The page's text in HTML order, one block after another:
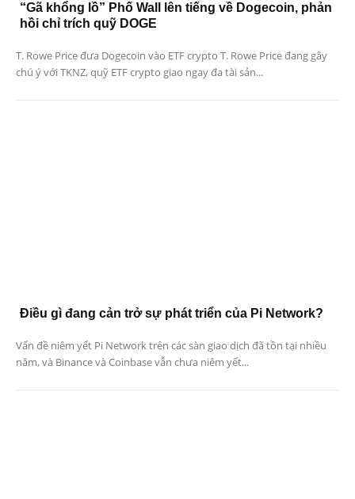
“Gã khổng lồ” Phố Wall lên tiếng về Dogecoin, phản
hồi chỉ trích quỹ DOGE
T. Rowe Price đưa Dogecoin vào ETF crypto T. Rowe Price đang gây
chú ý với TKNZ, quỹ ETF crypto giao ngay đa tài sản...
Điều gì đang cản trở sự phát triển của Pi Network?
Vấn đề niêm yết Pi Network trên các sàn giao dịch đã tồn tại nhiều
năm, và Binance và Coinbase vẫn chưa niêm yết...